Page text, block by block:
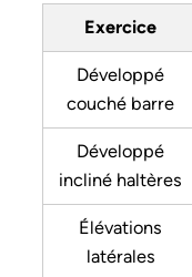
Exercice
Développé
couché barre
Développé
incliné haltères
Élévations
latérales